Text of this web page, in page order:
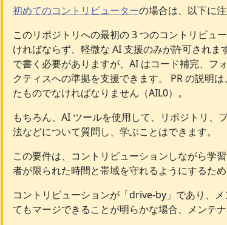
初めてのコントリビューターの場合は、以下に注
このリポジトリへの最初の 3 つのコントリビュ
ければならず、軽微な AI 支援のみが許可されま
で書く必要がありますが、AI はコード補完、フ
クティスへの準拠を支援できます。 PR の説明
たものでなければなりません（AIL0）。
もちろん、AI ツールを使用して、リポジトリ、
法などについて質問し、学ぶことはできます。
この要件は、コントリビューションしながら学
者が限られた時間と帯域を守れるようにするため
コントリビューションが「drive-by」であり、
てもマージできることが明らかな場合、メンテ